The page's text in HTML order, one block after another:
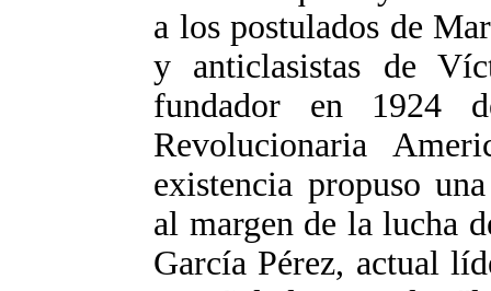
a los postulados de
y anticlasistas de
fundador en 1924
Revolucionaria
existencia propuso
al margen de la lucha
García Pérez, actual